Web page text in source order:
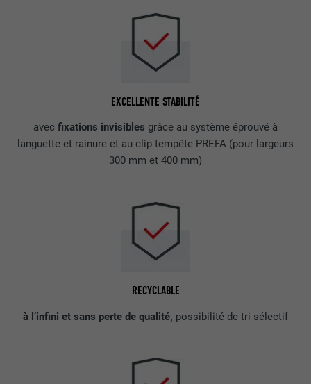
EXCELLENTE STABILITÉ
avec fixations invisibles grâce au système éprouvé à
languette et rainure et au clip tempête PREFA (pour largeurs
300 mm et 400 mm)
RECYCLABLE
à l’infini et sans perte de qualité, possibilité de tri sélectif